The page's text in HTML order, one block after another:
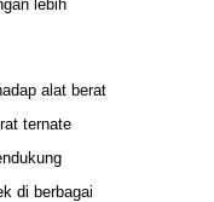
lebih
alat berat
ternate
di berbagai